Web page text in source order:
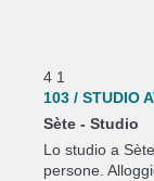
4 1
103 / STUDIO
Sète - Studio
Lo studio a
persone.